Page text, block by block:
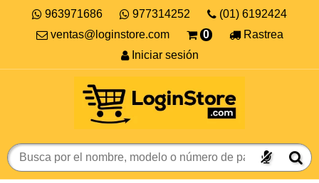
963971686 977314252
(01) 6192424
ventas@loginstore.com
0
Rastrea
Iniciar sesión